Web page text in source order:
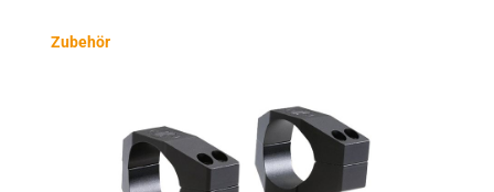
Produktgalerie überspringen
Zubehör